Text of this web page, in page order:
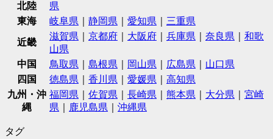
北陸
県
東海
岐阜県 静岡県 愛知県 三重県
近畿
滋賀県 京都府 大阪府 兵庫県 奈良県
和歌
山県
中国
鳥取県 島根県 岡山県 広島県
山口県
四国
徳島県 香川県 愛媛県
高知県
九州・沖
縄
福岡県 佐賀県 長崎県 熊本県 大分県
宮崎
県
鹿児島県 沖縄県
タグ